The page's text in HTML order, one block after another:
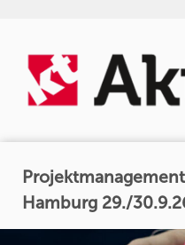
Hamburg 29./